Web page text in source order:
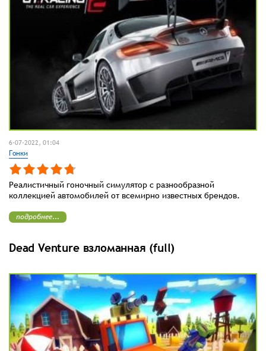
6-07-2022, 01:04
Гонки
Реалистичный гоночный симулятор с разнообразной
коллекцией автомобилей от всемирно известных брендов.
подробнее...
Dead Venture взломанная (full)